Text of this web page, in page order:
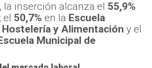
la inserción alcanza el 55,9%
; el 50,7% en la Escuela
Hostelería y Alimentación y el
Escuela Municipal de